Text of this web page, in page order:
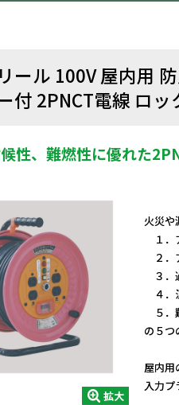
ール 100V 屋内用
付 2PNCT電線 ロ
性、難燃性に優れた
拡大
火災や
１．
２．
３．
４．
５．
の５つ
屋内用
入力プ